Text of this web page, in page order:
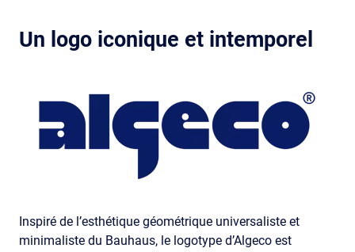
Un logo iconique et intemporel
Inspiré de l’esthétique géométrique universaliste et
minimaliste du Bauhaus, le logotype d’Algeco est